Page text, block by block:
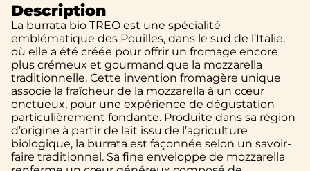
Description
La burrata bio TREO est une spécialité
emblématique des Pouilles, dans le sud de l’Italie,
où elle a été créée pour offrir un fromage encore
plus crémeux et gourmand que la mozzarella
traditionnelle. Cette invention fromagère unique
associe la fraîcheur de la mozzarella à un cœur
onctueux, pour une expérience de dégustation
particulièrement fondante. Produite dans sa région
d’origine à partir de lait issu de l’agriculture
biologique, la burrata est façonnée selon un savoir-
faire traditionnel. Sa fine enveloppe de mozzarella